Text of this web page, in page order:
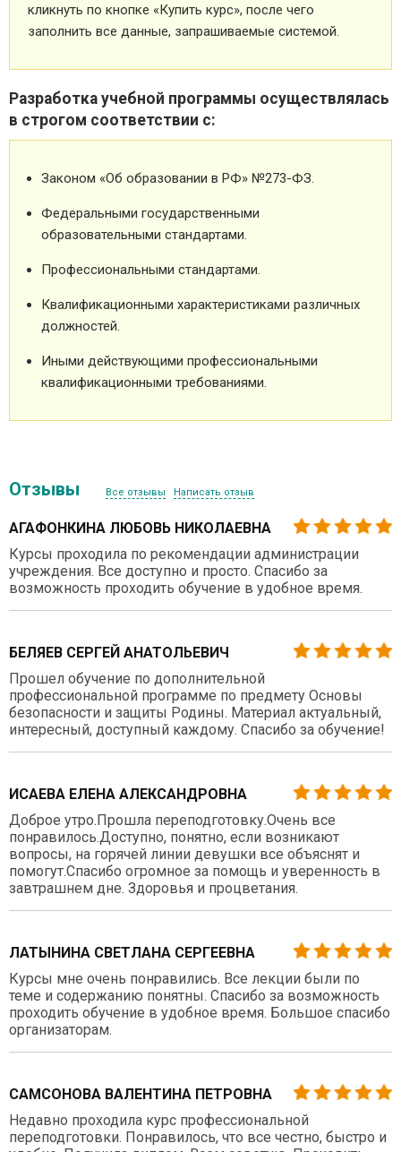
кликнуть по кнопке «Купить курс», после чего
заполнить все данные, запрашиваемые системой.
Разработка учебной программы осуществлялась
в строгом соответствии с:
Законом «Об образовании в РФ» №273-ФЗ.
Федеральными государственными
образовательными стандартами.
Профессиональными стандартами.
Квалификационными характеристиками различных
должностей.
Иными действующими профессиональными
квалификационными требованиями.
Отзывы Все отзывы Написать отзыв
АГАФОНКИНА ЛЮБОВЬ НИКОЛАЕВНА
Курсы проходила по рекомендации администрации
учреждения. Все доступно и просто. Спасибо за
возможность проходить обучение в удобное время.
БЕЛЯЕВ СЕРГЕЙ АНАТОЛЬЕВИЧ
Прошел обучение по дополнительной
профессиональной программе по предмету Основы
безопасности и защиты Родины. Материал актуальный,
интересный, доступный каждому. Спасибо за обучение!
ИСАЕВА ЕЛЕНА АЛЕКСАНДРОВНА
Доброе утро.Прошла переподготовку.Очень все
понравилось.Доступно, понятно, если возникают
вопросы, на горячей линии девушки все объяснят и
помогут.Спасибо огромное за помощь и уверенность в
завтрашнем дне. Здоровья и процветания.
ЛАТЫНИНА СВЕТЛАНА СЕРГЕЕВНА
Курсы мне очень понравились. Все лекции были по
теме и содержанию понятны. Спасибо за возможность
проходить обучение в удобное время. Большое спасибо
организаторам.
САМСОНОВА ВАЛЕНТИНА ПЕТРОВНА
Недавно проходила курс профессиональной
переподготовки. Понравилось, что все честно, быстро и